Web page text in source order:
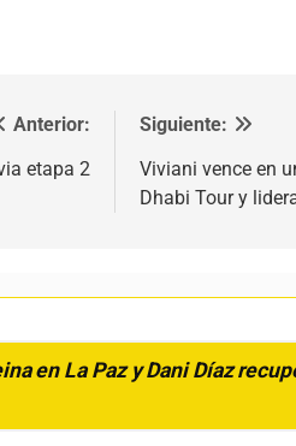
Anterior:
etapa 2
Siguiente:
Viviani vence en
Dhabi Tour y
en La Paz y Dani Díaz